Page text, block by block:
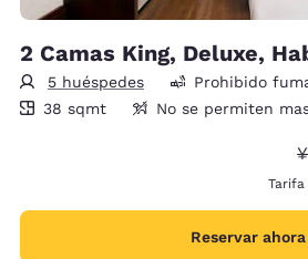
2 Camas King, Deluxe,
5 huéspedes
38 metros cuadrados
Prohibido
38 sqmt
No se permiten
Reservar ahora